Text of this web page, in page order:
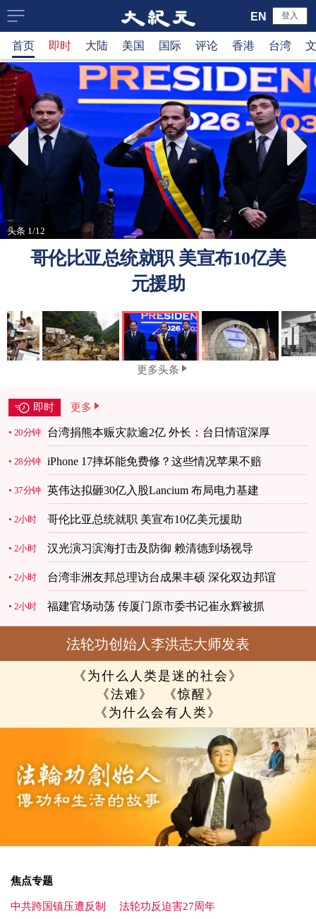
大
纪
元
新
闻
网
登入
EN
首页 即时 大陆 美国 国际 评论 香港 台湾
头条 1/12
哥伦比亚总统就职 美宣布10亿美
元援助
更多头条
即时 更多
20分钟 台湾捐熊本赈灾款逾2亿 外长：台日情谊深厚
28分钟 iPhone 17摔坏能免费修？这些情况苹果不赔
37分钟 英伟达拟砸30亿入股Lancium 布局电力基建
2小时 哥伦比亚总统就职 美宣布10亿美元援助
2小时 汉光演习滨海打击及防御 赖清德到场视导
2小时 台湾非洲友邦总理访台成果丰硕 深化双边邦谊
2小时 福建官场动荡 传厦门原市委书记崔永辉被抓
法轮功创始人李洪志大师发表
《为什么人类是迷的社会》
《法难》
《惊醒》
《为什么会有人类》
焦点专题
中共跨国镇压遭反制 法轮功反迫害27周年